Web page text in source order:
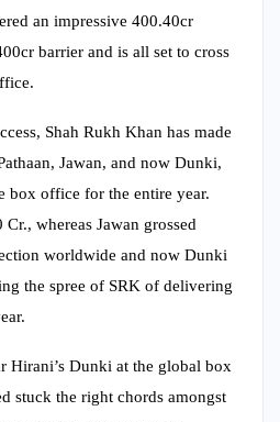
an impressive 400.40cr
barrier and is all set to cross
Shah Rukh Khan has made
Jawan, and now Dunki,
box office for the entire year.
whereas Jawan grossed
worldwide and now Dunki
the spree of SRK of delivering
Hirani’s Dunki at the global box
stuck the right chords amongst